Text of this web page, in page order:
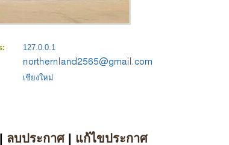
127.0.0.1
เชียงใหม่
ลบประกาศ| แก้ไขประกาศ